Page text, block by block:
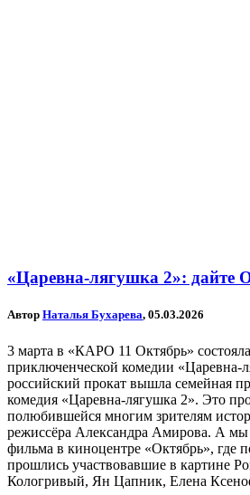
«Царевна-лягушка 2»: дайте
Автор Наталья Бухарева, 05.03.2026
3 марта в «КАРО 11 Октябрь»
приключенческой комедии «Царевна-
российский прокат вышла семейная
комедия «Царевна-лягушка 2». Это
полюбившейся многим зрителям
режиссёра Александра Амирова. А
фильма в киноцентре «Октябрь», где
прошлись участвовавшие в картине
Кологривый, Ян Цапник, Елена